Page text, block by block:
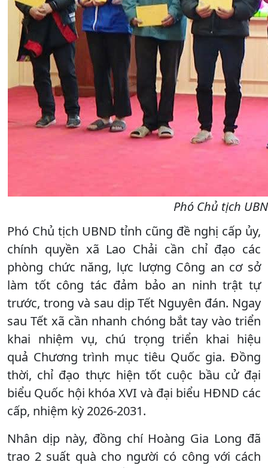
Phó Chủ tịch
Phó Chủ tịch UBND tỉnh cũng đề nghị cấp ủy,
chính quyền xã Lao Chải cần chỉ đạo các
phòng chức năng, lực lượng Công an cơ sở
làm tốt công tác đảm bảo an ninh trật tự
trước, trong và sau dịp Tết Nguyên đán. Ngay
sau Tết xã cần nhanh chóng bắt tay vào triển
khai nhiệm vụ, chú trọng triển khai hiệu
quả Chương trình mục tiêu Quốc gia. Đồng
thời, chỉ đạo thực hiện tốt cuộc bầu cử đại
biểu Quốc hội khóa XVI và đại biểu HĐND các
cấp, nhiệm kỳ 2026-2031.
Nhân dịp này, đồng chí Hoàng Gia Long đã
trao 2 suất quà cho người có công với cách